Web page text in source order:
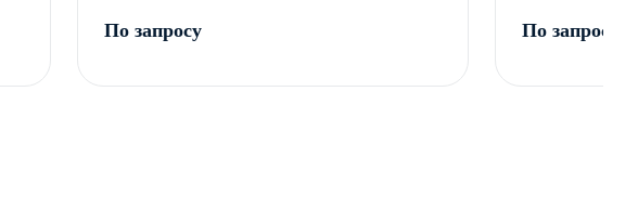
По запросу По запросу